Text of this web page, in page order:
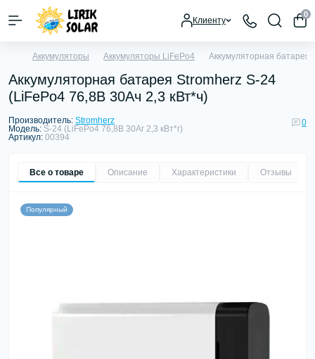
Клиенту
0
Аккумуляторы Аккумуляторы LiFePo4 Аккумуляторная батарея
Аккумуляторная батарея Stromherz S-24
(LiFePo4 76,8В 30Ач 2,3 кВт*ч)
Производитель: Stromherz
Модель: S-24 (LiFePo4 76,8В 30Аг 2,3 кВт*г)
Артикул: 00394
0
Все о товаре Описание Характеристики Отзывы
Популярный